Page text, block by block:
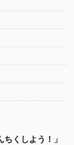
くしよう！」